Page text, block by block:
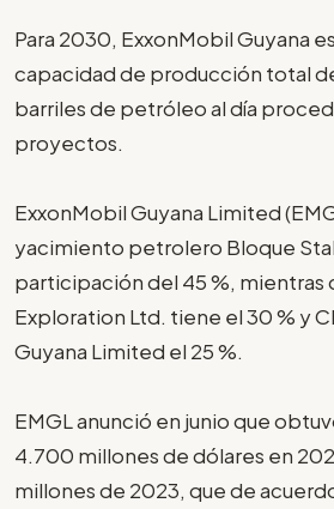
Para 2030, ExxonMobil Guyana
capacidad de producción total
barriles de petróleo al día
proyectos.
ExxonMobil Guyana Limited
yacimiento petrolero Bloque
participación del 45 %, mientras
Exploration Ltd. tiene el 30 % y
Guyana Limited el 25 %.
EMGL anunció en junio que
4.700 millones de dólares en
millones de 2023, que de